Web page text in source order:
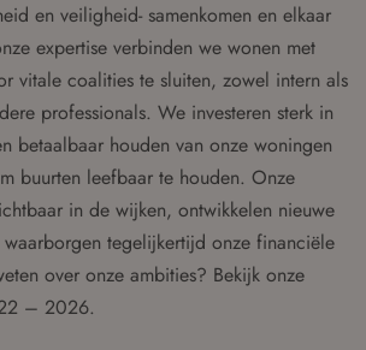
en veiligheid- samenkomen en elkaar
expertise verbinden we wonen met
vitale coalities te sluiten, zowel intern als
professionals. We investeren sterk in
betaalbaar houden van onze woningen
buurten leefbaar te houden. Onze
in de wijken, ontwikkelen nieuwe
tegelijkertijd onze financiële
over onze ambities? Bekijk onze
– 2026.